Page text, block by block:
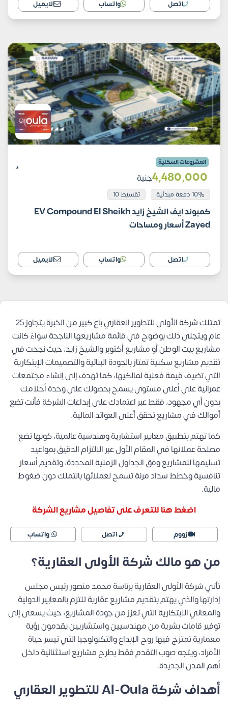
اتصل واتساب الايميل
المشروعات السكنية
4٬480٬000جنية
10% دفعة مبدئية تقسيط 10
كمبوند ايف الشيخ زايد EV Compound El Sheikh
Zayed أسعار ومساحات
اتصل واتساب الايميل
تمتلك شركة الأولى للتطوير العقاري باع كبير من الخبرة يتجاوز 25
عام ويتجلى ذلك بوضوح في قائمة مشاريعها الناجحة سواءً كانت
مشاريع بيت الوطن أو مشاريع أكتوبر والشيخ زايد، حيث نجحت في
تقديم مشاريع سكنية تمتاز بالجودة البنائية والتصميمات الإبتكارية
التي تضيف قيمة فعلية لمالكيها، كما تهدف إلى إنشاء مجتمعات
عمرانية على أعلى مستوى يسمح بحصولك على وحدة أحلامك
بدون أي مجهود، فقط عبر اعتمادك على إبداعات الشركة فأنت تضع
أموالك في مشاريع تحقق أعلى العوائد المالية.
كما تهتم بتطبيق معايير استشارية وهندسية عالمية، كونها تضع
مصلحة عملائها في المقام الأول عبر الالتزام الدقيق بمواعيد
تسليمها للمشاريع وفق الجداول الزمنية المحددة، وتقديم أسعار
تنافسية وخطط سداد مرنة تسمح لعملائها بالتملك دون ضغوط
مالية.
اضغط هنا للتعرف على تفاصيل مشاريع الشركة
زووم اتصل واتساب
من هو مالك شركة الأولى العقارية؟
تأتي شركة الأولى العقارية برئاسة محمد منصور رئيس مجلس
إدارتها والذي يهتم بتقديم مشاريع عقارية تلتزم بالمعايير الدولية
والمعاني الابتكارية التي تعزز من جودة المشاريع، حيث يسعى إلى
توفير قامات بشرية من مهندسيين واستشاريين يقدمون رؤية
معمارية تمتزج فيها روح الإبداع والتكنولوجيا التي تيسر حياة
الأفراد، ويتجه صوب التقدم فقط بطرح مشاريع استثنائية داخل
أهم المدن الجديدة.
أهداف شركة Al-Oula للتطوير العقاري